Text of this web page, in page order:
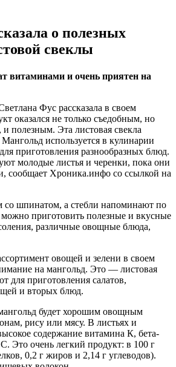
о полезных
свеклы
витаминами и очень приятен на
Фус рассказала в своем
оказался не только съедобным, но
полезным. Эта листовая свекла
используется в кулинарии
приготовления разнообразных блюд.
молодые листья и черенки, пока они
сообщает Хроника.инфо со ссылкой на
со шпинатом, а стебли напоминают по
приготовить полезные и вкусные
различные овощные блюда,
овощей и зелени в своем
на мангольд. Это — листовая
для приготовления салатов,
и вторых блюд.
будет хорошим овощным
рису или мясу. В листьях и
содержание витамина К, бета-
Это очень легкий продукт: в 100 г
0,2 г жиров и 2,14 г углеводов).